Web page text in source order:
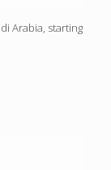
Arabia, starting